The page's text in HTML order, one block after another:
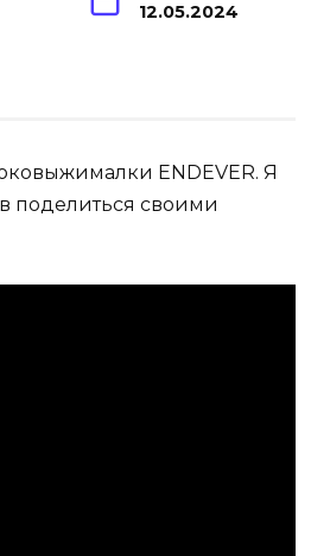
12.05.2024
ENDEVER. Я
поделиться своими